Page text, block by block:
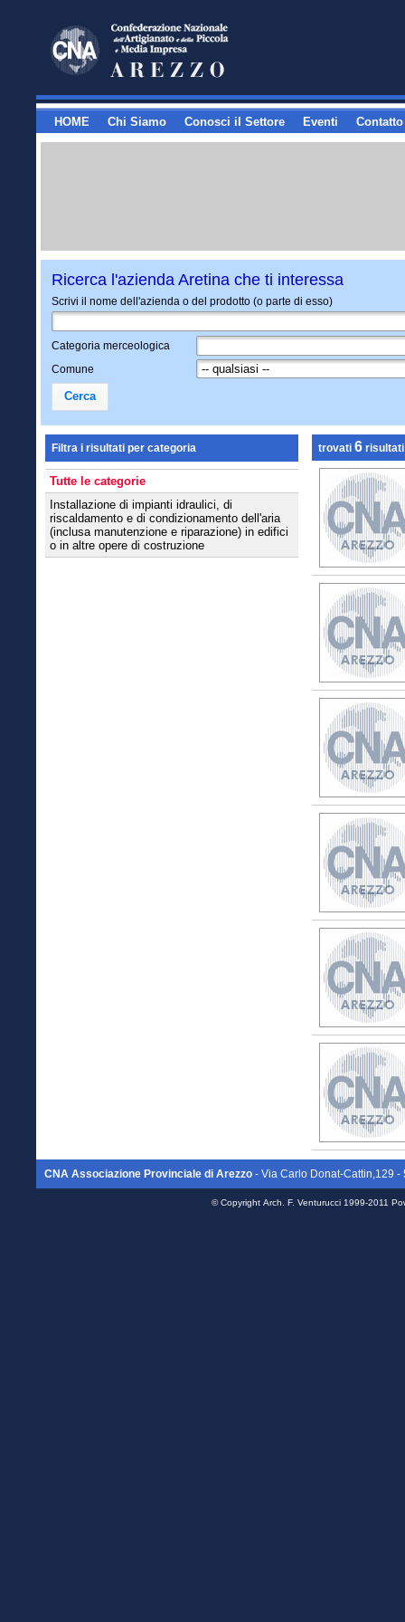
HOME Chi Siamo Conosci il Settore Eventi Contatto
Ricerca l'azienda Aretina che ti interessa
Scrivi il nome dell'azienda o del prodotto (o parte di esso)
Categoria merceologica
Comune
Cerca
Filtra i risultati per categoria
Tutte le categorie
Installazione di impianti idraulici, di
riscaldamento e di condizionamento dell'aria
(inclusa manutenzione e riparazione) in edifici
o in altre opere di costruzione
trovati 6 risultati
CNA Associazione Provinciale di Arezzo - Via Carlo Donat-Cattin,129 -
© Copyright Arch. F. Venturucci 1999-2011